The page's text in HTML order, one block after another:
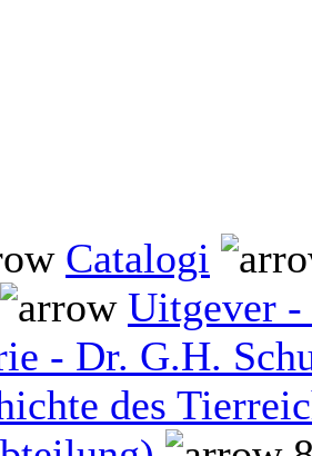
Catalogi
Uitgever -
- Dr. G.H.
des